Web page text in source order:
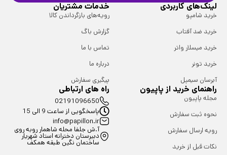
لینک‌های کاربردی
خرید شامپو
خرید ضد آفتاب
خرید میسلار واتر
خرید تونر
آبرسان سیمپل
خدمات مشتریان
رویه‌های بازگرداندن کالا
گزارش باگ
تماس با ما
درباره ما
پیگیری سفارش
راهنمای خرید از پاپیون
مجله پاپیون
نحوه ثبت سفارش
رویه ارسال سفارش
نکات قبل از خرید
راه های ارتباطی
02191096650
پاسخگویی از ساعت 9 الی 15
info@papillon.ir
آ.ش جلفا محله شاهمار روبه روی
دبیرستان دخترانه استاد شهریار
ساختمان نگین طبقه همکف